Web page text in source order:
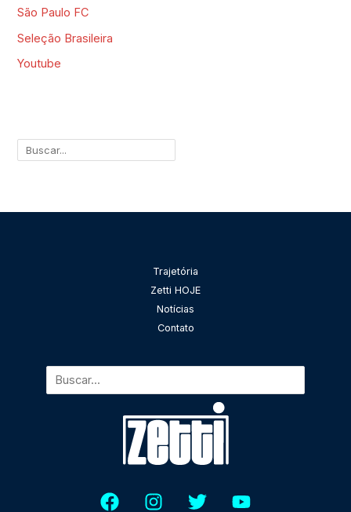
São Paulo FC
Seleção Brasileira
Youtube
Trajetória
Zetti HOJE
Notícias
Contato
Pesquisar